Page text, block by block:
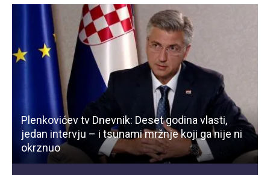
Plenkovićev tv Dnevnik: Deset godina vlasti,
jedan intervju – i tsunami mržnje koji ga nije ni
okrznuo